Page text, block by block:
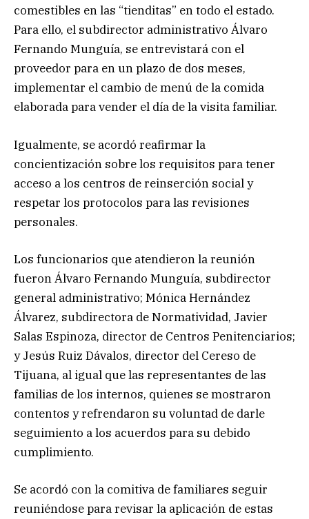
comestibles en las “tienditas” en todo el estado.
Para ello, el subdirector administrativo Álvaro
Fernando Munguía, se entrevistará con el
proveedor para en un plazo de dos meses,
implementar el cambio de menú de la comida
elaborada para vender el día de la visita familiar.
Igualmente, se acordó reafirmar la
concientización sobre los requisitos para tener
acceso a los centros de reinserción social y
respetar los protocolos para las revisiones
personales.
Los funcionarios que atendieron la reunión
fueron Álvaro Fernando Munguía, subdirector
general administrativo; Mónica Hernández
Álvarez, subdirectora de Normatividad, Javier
Salas Espinoza, director de Centros Penitenciarios;
y Jesús Ruiz Dávalos, director del Cereso de
Tijuana, al igual que las representantes de las
familias de los internos, quienes se mostraron
contentos y refrendaron su voluntad de darle
seguimiento a los acuerdos para su debido
cumplimiento.
Se acordó con la comitiva de familiares seguir
reuniéndose para revisar la aplicación de estas